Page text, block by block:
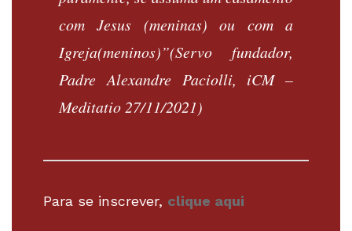
com Jesus (meninas) ou com a
Igreja(meninos)”(Servo fundador,
Padre Alexandre Paciolli, iCM –
Meditatio 27/11/2021)
Para se inscrever, clique aqui